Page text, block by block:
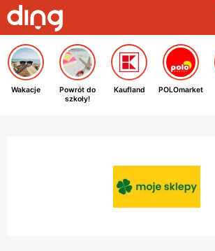
Wakacje
Powrót do
szkoły!
Kaufland POLOmarket